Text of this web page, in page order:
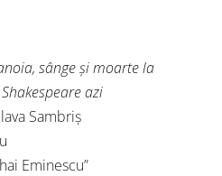
sânge și moarte la
azi
Sambriș
Eminescu”